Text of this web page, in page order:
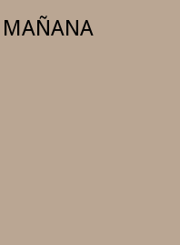
MAÑANA